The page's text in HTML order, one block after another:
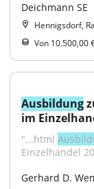
Deichmann SE
Hennigsdorf,
Von 10.500,00
Ausbildung
im
"...html
Einzelhandel
Gerhard D.